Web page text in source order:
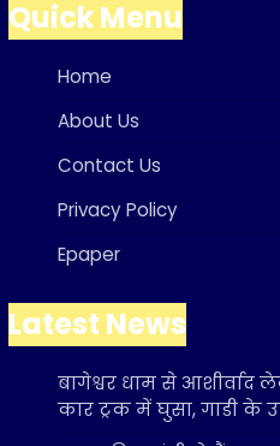
Quick Menu
Home
About Us
Contact Us
Privacy Policy
Epaper
Latest News
बागेश्वर धाम से आशीर्वाद
कार ट्रक में घुसा, गाडी के